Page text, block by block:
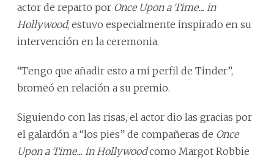
actor de reparto por Once Upon a Time... in
Hollywood, estuvo especialmente inspirado en su
intervención en la ceremonia.
“Tengo que añadir esto a mi perfil de Tinder”,
bromeó en relación a su premio.
Siguiendo con las risas, el actor dio las gracias por
el galardón a “los pies” de compañeras de Once
Upon a Time... in Hollywoodcomo Margot Robbie